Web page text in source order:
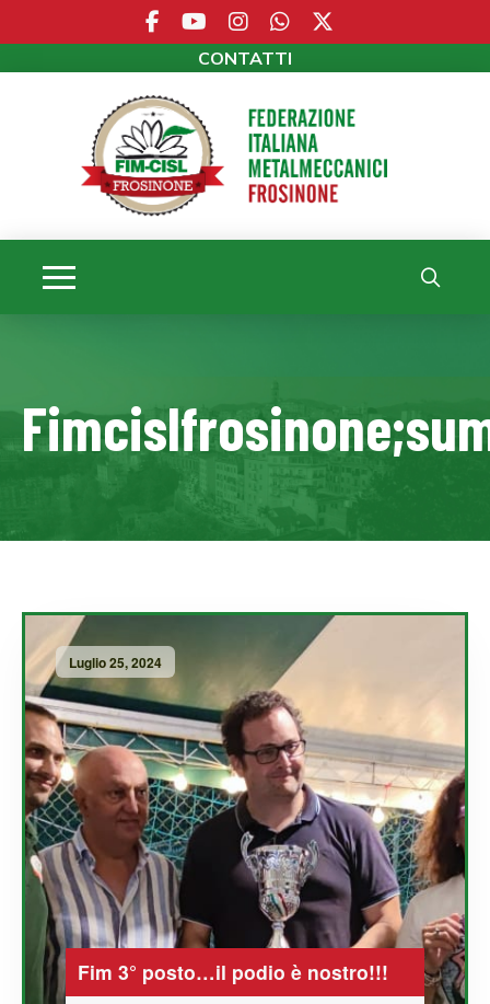
CONTATTI
Luglio 25, 2024
Fim 3° posto…il podio è nostro!!!